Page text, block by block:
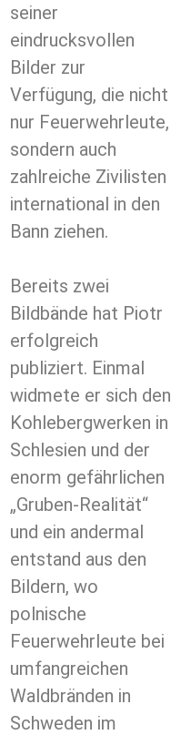
Bann ziehen.
Bereits zwei
Bildbände hat Piotr
erfolgreich
publiziert. Einmal
widmete er sich den
Kohlebergwerken in
Schlesien und der
enorm gefährlichen
„Gruben-Realität“
und ein andermal
entstand aus den
Bildern, wo
polnische
Feuerwehrleute bei
umfangreichen
Waldbränden in
Schweden im